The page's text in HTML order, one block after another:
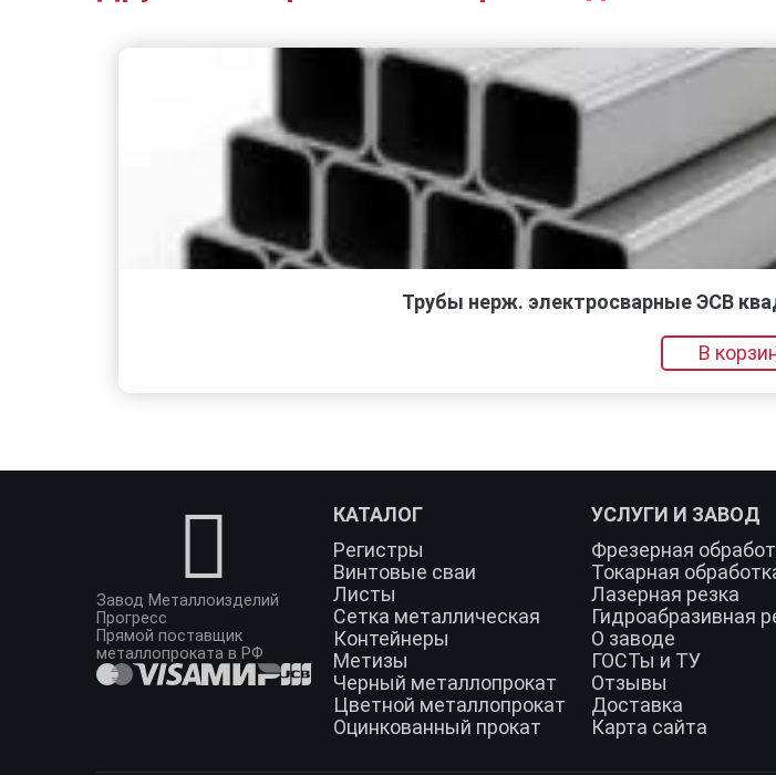
Трубы нерж. электросварные ЭСВ
В
Завод Металлоизделий
Прогресс
Прямой поставщик
металлопроката в РФ
КАТАЛОГ
Регистры
Винтовые сваи
Листы
Сетка металлическая
Контейнеры
Метизы
Черный металлопрокат
Цветной металлопрокат
Оцинкованный прокат
УСЛУГИ И ЗАВОД
Фрезерная
Токарная
Лазерная резка
Гидроабразивная
О заводе
ГОСТы и ТУ
Отзывы
Доставка
Карта сайта